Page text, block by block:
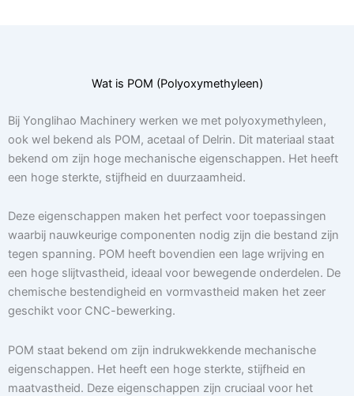
Wat is POM (Polyoxymethyleen)
Bij Yonglihao Machinery werken we met polyoxymethyleen,
ook wel bekend als POM, acetaal of Delrin. Dit materiaal staat
bekend om zijn hoge mechanische eigenschappen. Het heeft
een hoge sterkte, stijfheid en duurzaamheid.
Deze eigenschappen maken het perfect voor toepassingen
waarbij nauwkeurige componenten nodig zijn die bestand zijn
tegen spanning. POM heeft bovendien een lage wrijving en
een hoge slijtvastheid, ideaal voor bewegende onderdelen. De
chemische bestendigheid en vormvastheid maken het zeer
geschikt voor CNC-bewerking.
POM staat bekend om zijn indrukwekkende mechanische
eigenschappen. Het heeft een hoge sterkte, stijfheid en
maatvastheid. Deze eigenschappen zijn cruciaal voor het